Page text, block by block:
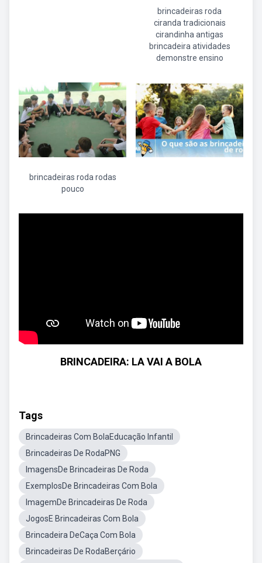
brincadeiras roda
ciranda tradicionais
cirandinha antigas
brincadeira atividades
demonstre ensino
brincadeiras roda rodas
pouco
BRINCADEIRA: LA VAI A BOLA
Tags
Brincadeiras Com BolaEducação Infantil
Brincadeiras De RodaPNG
ImagensDe Brincadeiras De Roda
ExemplosDe Brincadeiras Com Bola
ImagemDe Brincadeiras De Roda
JogosE Brincadeiras Com Bola
Brincadeira DeCaça Com Bola
Brincadeiras De RodaBerçário